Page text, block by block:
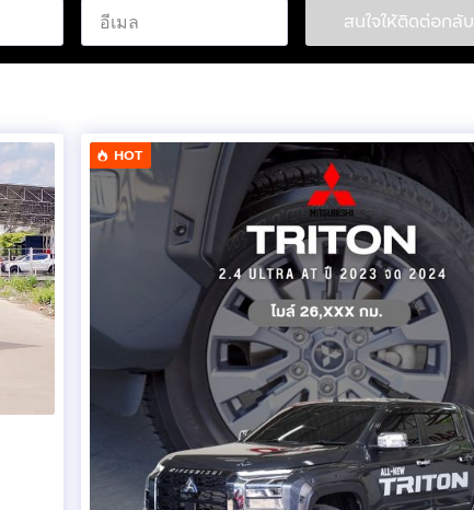
สนใจให้ติดต่อกลับ
HOT